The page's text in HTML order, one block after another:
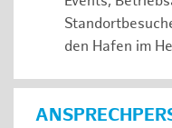
den Hafen im